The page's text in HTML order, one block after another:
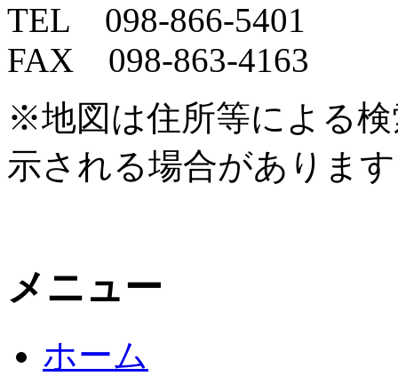
TEL 098-866-5401
FAX 098-863-4163
※地図は住所等による
示される場合がありま
メニュー
ホーム